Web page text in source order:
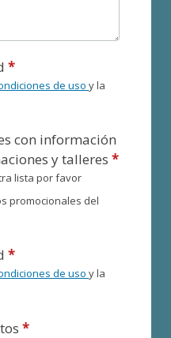
*
de usoy la
con información
y talleres*
lista por favor
promocionales del
*
de usoy la
*